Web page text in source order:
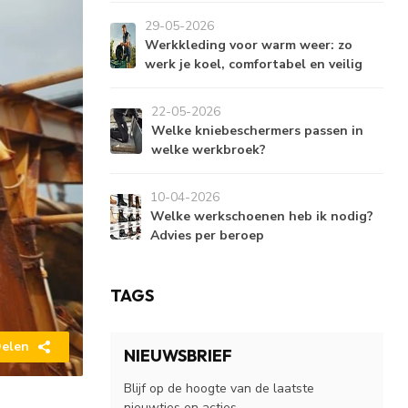
29-05-2026
Werkkleding voor warm weer: zo
werk je koel, comfortabel en veilig
22-05-2026
Welke kniebeschermers passen in
welke werkbroek?
10-04-2026
Welke werkschoenen heb ik nodig?
Advies per beroep
TAGS
NIEUWSBRIEF
Blijf op de hoogte van de laatste